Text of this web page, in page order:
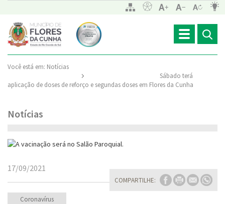
Toggle
navigation
Você está em: Notícias
Sábado terá
aplicação de doses de reforço e segundas doses em Flores da Cunha
Notícias
COMPARTILHE:
17/09/2021
Coronavírus